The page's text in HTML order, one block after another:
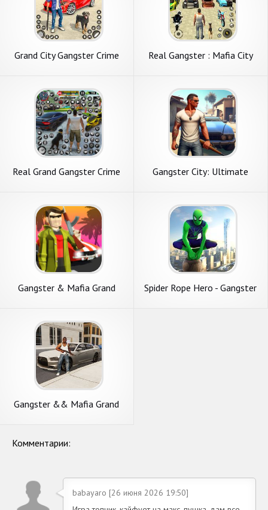
Grand City Gangster Crime
Real Gangster : Mafia City
Real Grand Gangster Crime
Gangster City: Ultimate
Gangster & Mafia Grand
Spider Rope Hero - Gangster
Gangster && Mafia Grand
Комментарии:
babayaro [26 июня 2026 19:50]